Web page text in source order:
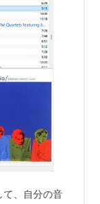
て、自分の音